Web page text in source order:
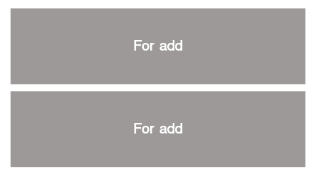
পাকিস্তানের বিপক্ষে ঐতিহাসিক জয়ে ক্রীড়া প্রতিমন্ত্রীর অভিনন্দন
শান্ত-মুমিনুলদের ব্যাটে প্রথম দিন বাংলাদেশের
প্রচার বিমুখ এক ক্রীড়া অন্তপ্রাণ সংগঠক
For add
For add